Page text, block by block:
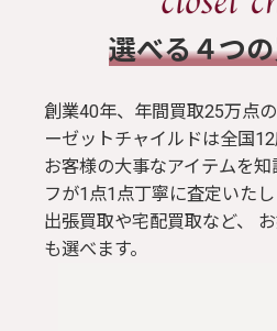
選べる４つ
創業40年、年間買取25万点
ーゼットチャイルドは全国12
お客様の大事なアイテムを
フが1点1点丁寧に査定いたし
出張買取や宅配買取など、
も選べます。